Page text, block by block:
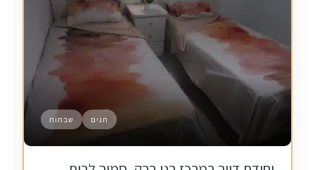
חגים שבתות